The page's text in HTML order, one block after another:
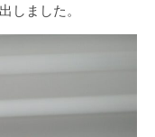
しました。